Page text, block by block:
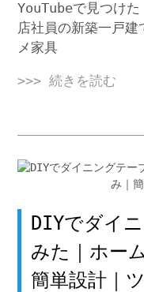
YouTubeで見つけ
店社員の新築一戸
メ家具
>>> 続きを読む
DIYでダイ
みた｜ホー
簡単設計｜